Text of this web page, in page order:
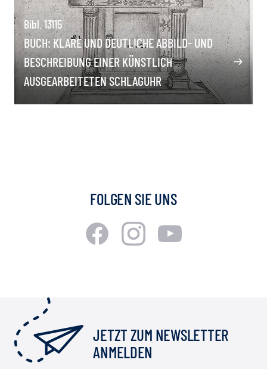
Bibl. 13115
BUCH: KLARE UND DEUTLICHE ABBILD- UND
BESCHREIBUNG EINER KÜNSTLICH
AUSGEARBEITETEN SCHLAGUHR
FOLGEN SIE UNS
JETZT ZUM NEWSLETTER
ANMELDEN